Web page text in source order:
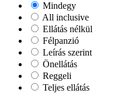
Mindegy
All inclusive
Ellátás nélkül
Félpanzió
Leírás szerint
Önellátás
Reggeli
Teljes ellátás